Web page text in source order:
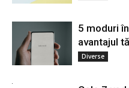
5 moduri
avantajul
Diverse